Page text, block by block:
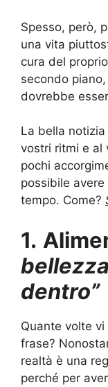
Spesso, però,
una vita
cura del
secondo
dovrebbe
La bella
vostri ritmi e al
pochi
possibile avere
tempo. Come?
1.
dentro”
Quante volte
frase?
realtà è una
perché per